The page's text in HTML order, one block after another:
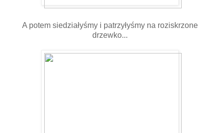
A potem siedziałyśmy i patrzyłyśmy na roziskrzone
drzewko...